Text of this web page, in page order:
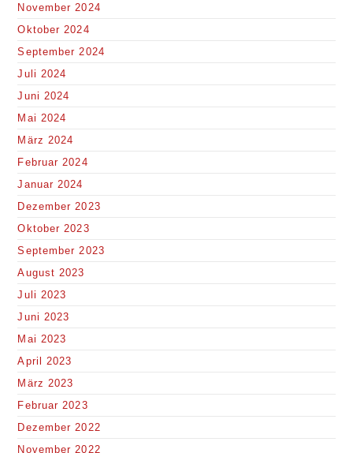
November 2024
Oktober 2024
September 2024
Juli 2024
Juni 2024
Mai 2024
März 2024
Februar 2024
Januar 2024
Dezember 2023
Oktober 2023
September 2023
August 2023
Juli 2023
Juni 2023
Mai 2023
April 2023
März 2023
Februar 2023
Dezember 2022
November 2022